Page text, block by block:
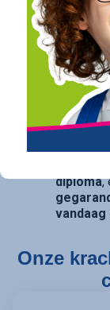
Of je nu
traject
opties
met
diploma,
Onze